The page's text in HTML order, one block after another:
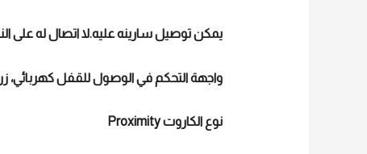
يمكن توصيل سارينه عليه.لا اتصال له على
واجهة التحكم في الوصول للقفل كهربائي،
نوع الكاروت Proximity